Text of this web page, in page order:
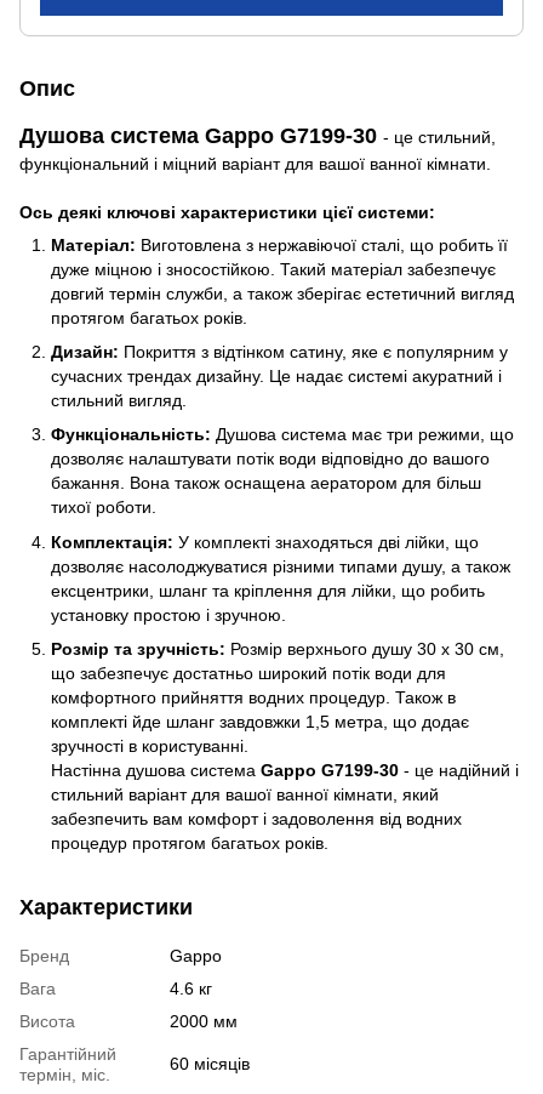
Опис
Душова система Gappo G7199-30 - це стильний,
функціональний і міцний варіант для вашої ванної кімнати.
Ось деякі ключові характеристики цієї системи:
Матеріал: Виготовлена з нержавіючої сталі, що робить її
дуже міцною і зносостійкою. Такий матеріал забезпечує
довгий термін служби, а також зберігає естетичний вигляд
протягом багатьох років.
Дизайн: Покриття з відтінком сатину, яке є популярним у
сучасних трендах дизайну. Це надає системі акуратний і
стильний вигляд.
Функціональність: Душова система має три режими, що
дозволяє налаштувати потік води відповідно до вашого
бажання. Вона також оснащена аератором для більш
тихої роботи.
Комплектація: У комплекті знаходяться дві лійки, що
дозволяє насолоджуватися різними типами душу, а також
ексцентрики, шланг та кріплення для лійки, що робить
установку простою і зручною.
Розмір та зручність: Розмір верхнього душу 30 х 30 см,
що забезпечує достатньо широкий потік води для
комфортного прийняття водних процедур. Також в
комплекті йде шланг завдовжки 1,5 метра, що додає
зручності в користуванні.
Настінна душова система Gappo G7199-30 - це надійний і
стильний варіант для вашої ванної кімнати, який
забезпечить вам комфорт і задоволення від водних
процедур протягом багатьох років.
Характеристики
Бренд
Gappo
Вага
4.6 кг
Висота
2000 мм
Гарантійний
термін, міс.
60 місяців